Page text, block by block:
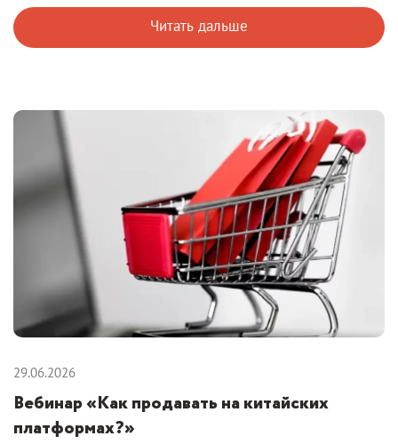
Читать дальше
29.06.2026
Вебинар «Как продавать на китайских
платформах?»